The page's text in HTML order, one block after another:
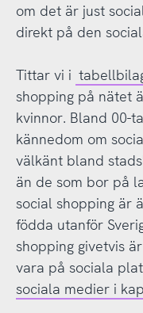
om det är just
direkt på den
Tittar vi i
shopping på nätet
kvinnor. Bland 00-
kännedom om
välkänt bland
än de som bor på
social shopping är
födda utanför
shopping givetvis
vara på sociala
sociala medier i